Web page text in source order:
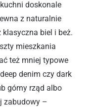
doskonale
z naturalnie
biel i beż.
mieszkania
też mniej typowe
denim czy dark
górny rząd albo
zabudowy –